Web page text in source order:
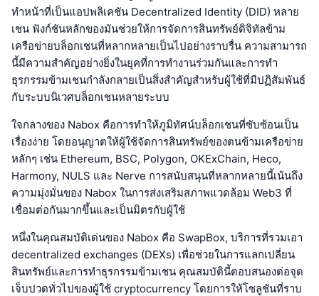
ทำหน้าที่เป็นแอปพลิเคชัน Decentralized Identity (DID) หลาย
เชน ฟังก์ชันหลักของมันช่วยให้การจัดการสินทรัพย์ดิจิทัลข้าม
เครือข่ายบล็อกเชนที่หลากหลายเป็นไปอย่างราบรื่น ความสามารถ
นี้มีความสำคัญอย่างยิ่งในยุคที่การทำงานร่วมกันและการทำ
ธุรกรรมข้ามเชนกำลังกลายเป็นสิ่งสำคัญสำหรับผู้ใช้ที่มีปฏิสัมพันธ์
กับระบบนิเวศบล็อกเชนหลายระบบ
ใจกลางของ Nabox คือการทำให้ภูมิทัศน์บล็อกเชนที่ซับซ้อนเป็น
เรื่องง่าย โดยอนุญาตให้ผู้ใช้จัดการสินทรัพย์ของตนข้ามเครือข่าย
หลักๆ เช่น Ethereum, BSC, Polygon, OKExChain, Heco,
Harmony, NULS และ Nerve การสนับสนุนที่หลากหลายนี้เน้นถึง
ความมุ่งมั่นของ Nabox ในการส่งเสริมสภาพแวดล้อม Web3 ที่
เชื่อมต่อกันมากขึ้นและเป็นมิตรกับผู้ใช้
หนึ่งในคุณสมบัติเด่นของ Nabox คือ SwapBox, บริการที่รวมเอา
decentralized exchanges (DEXs) เพื่อช่วยในการแลกเปลี่ยน
สินทรัพย์และการทำธุรกรรมข้ามเชน คุณสมบัตินี้ตอบสนองต่อจุด
เจ็บปวดทั่วไปของผู้ใช้ cryptocurrency โดยการให้โซลูชันที่ราบ